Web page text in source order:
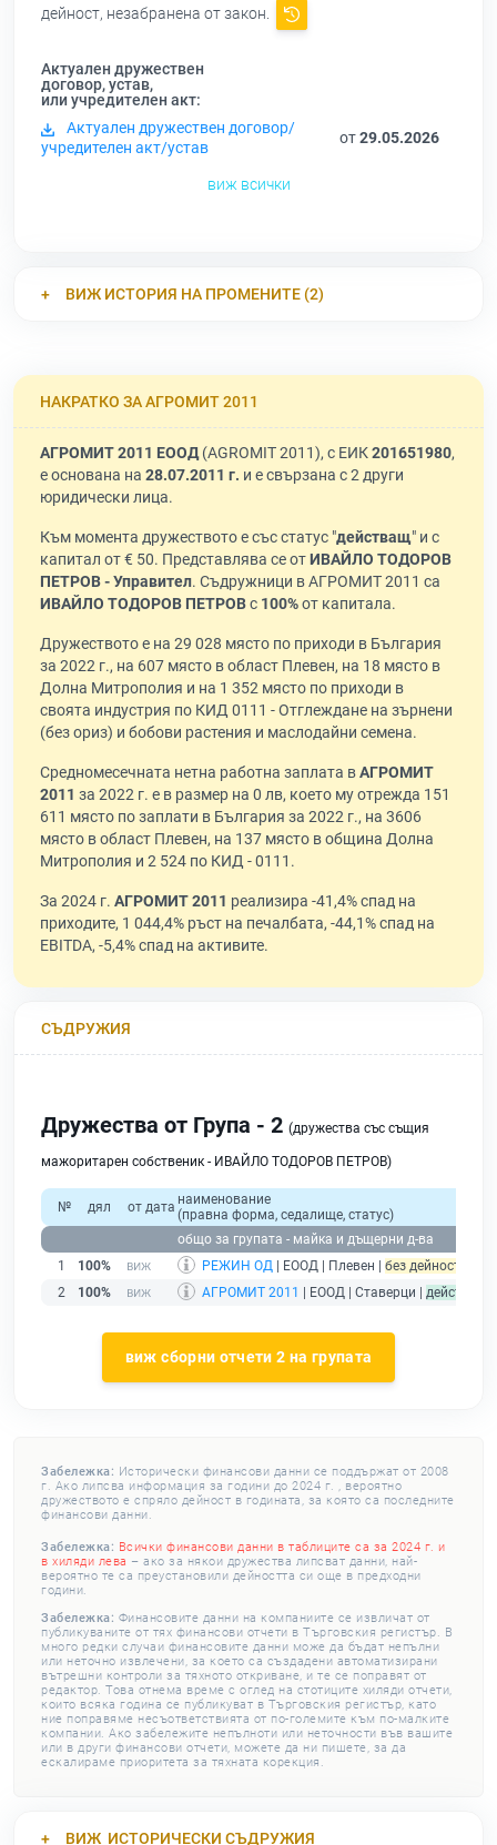
дейност, незабранена от закон.
Актуален дружествен
договор, устав,
или учредителен акт:
Актуален дружествен договор/
учредителен акт/устав
от29.05.2026
виж всички
ВИЖ ИСТОРИЯ НА ПРОМЕНИТЕ (2)
НАКРАТКО ЗА АГРОМИТ 2011
АГРОМИТ 2011 ЕООД(AGROMIT 2011), с ЕИК201651980,
е основана на 28.07.2011 г. и е свързана с 2 други
юридически лица.
Към момента дружеството е със статус "действащ" и с
капитал от € 50. Представлява се отИВАЙЛО ТОДОРОВ
ПЕТРОВ - Управител. Съдружници в АГРОМИТ 2011 са
ИВАЙЛО ТОДОРОВ ПЕТРОВс 100%от капитала.
Дружеството е на 29 028 място по приходи в България
за 2022 г., на 607 място в област Плевен, на 18 място в
Долна Митрополия и на 1 352 място по приходи в
своята индустрия по КИД 0111 - Отглеждане на зърнени
(без ориз) и бобови растения и маслодайни семена.
Средномесечната нетна работна заплата вАГРОМИТ
2011 за 2022 г. е в размер на 0 лв, което му отрежда 151
611 място по заплати в България за 2022 г., на 3606
място в област Плевен, на 137 място в община Долна
Митрополия и 2 524 по КИД - 0111.
За 2024 г. АГРОМИТ 2011 реализира -41,4% спад на
приходите, 1 044,4% ръст на печалбата, -44,1% спад на
EBITDA, -5,4% спад на активите.
СЪДРУЖИЯ
Дружества от Група - 2 (дружества със същия
мажоритарен собственик - ИВАЙЛО ТОДОРОВ ПЕТРОВ)
№ дял от дата наименование
(правна форма, седалище, статус)
общо за групата - майка и дъщерни д-ва
1
100% РЕЖИН ОД | ЕООД | Плевен | без дейност -
2
100% АГРОМИТ 2011 | ЕООД | Ставерци | действащ
виж сборни отчети 2 на групата
Забележка: Исторически финансови данни се поддържат от 2008
г. Ако липсва информация за години до 2024 г. , вероятно
дружеството е спряло дейност в годината, за която са последните
финансови данни.
Забележка: Всички финансови данни в таблиците са за 2024 г. и
в хиляди лева – ако за някои дружества липсват данни, най-
вероятно те са преустановили дейността си още в предходни
години.
Забележка: Финансовите данни на компаниите се извличат от
публикуваните от тях финансови отчети в Търговския регистър. В
много редки случаи финансовите данни може да бъдат непълни
или неточно извлечени, за което са създадени автоматизирани
вътрешни контроли за тяхното откриване, и те се поправят от
редактор. Това отнема време с оглед на стотиците хиляди отчети,
които всяка година се публикуват в Търговския регистър, като
ние поправяме несъответствията от по-големите към по-малките
компании. Ако забележите непълноти или неточности във вашите
или в други финансови отчети, можете да ни пишете, за да
ескалираме приоритета за тяхната корекция.
ВИЖ ИСТОРИЧЕСКИ СЪДРУЖИЯ